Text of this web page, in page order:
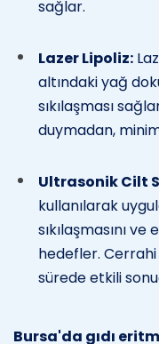
sağlar.
Lazer Lipoliz:
altındaki yağ
sıkılaşması
duymadan,
Ultrasonik Cilt
kullanılarak
sıkılaşmasını
hedefler.
sürede etkili
Bursa'da gıdı